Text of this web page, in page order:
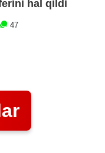
hal qildi
47